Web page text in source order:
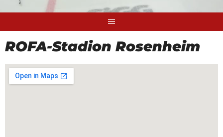
ROFA-Stadion Rosenheim